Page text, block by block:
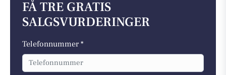
FÅ TRE GRATIS
SALGSVURDERINGER
Telefonnummer *